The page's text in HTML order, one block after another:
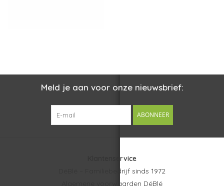
Meld je aan voor onze nieuwsbrief:
ABONNEER
Klantenservice
DéBlé – Familiebedrijf sinds 1972
Algemene voorwaarden DéBlé